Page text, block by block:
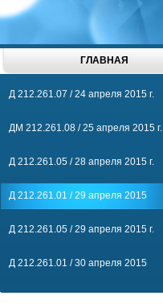
ГЛАВНАЯ
Д 212.261.07 / 24 апреля 2015 г.
ДМ 212.261.08 / 25 апреля 2015 г.
Д 212.261.05 / 28 апреля 2015 г.
Д 212.261.01 / 29 апреля 2015
Д 212.261.05 / 29 апреля 2015 г.
Д 212.261.01 / 30 апреля 2015